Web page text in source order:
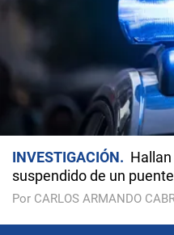
INVESTIGACIÓN
suspendido de un
Por CARLOS ARMANDO